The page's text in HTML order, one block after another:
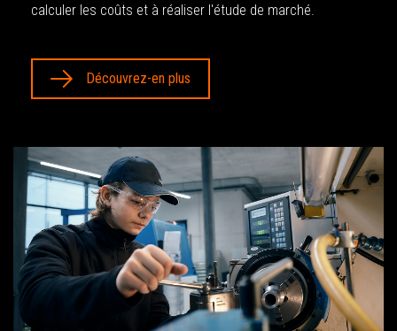
calculer les coûts et à réaliser l'étude de marché.
Découvrez-en plus